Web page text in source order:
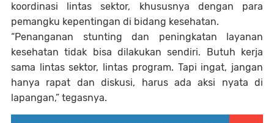
koordinasi lintas sektor, khususnya dengan para
pemangku kepentingan di bidang kesehatan.
“Penanganan stunting dan peningkatan layanan
kesehatan tidak bisa dilakukan sendiri. Butuh kerja
sama lintas sektor, lintas program. Tapi ingat, jangan
hanya rapat dan diskusi, harus ada aksi nyata di
lapangan,” tegasnya.